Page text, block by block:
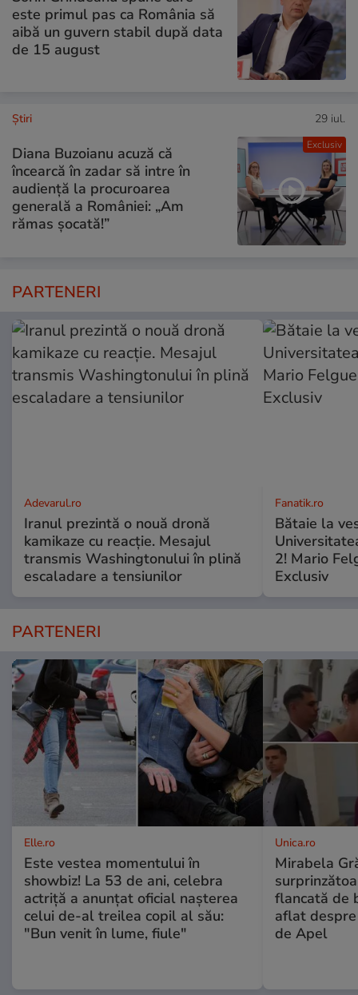
este primul pas ca România să
aibă un guvern stabil după data
de 15 august
Exclusiv
Ştiri 29 iul.
Diana Buzoianu acuză că
încearcă în zadar să intre în
audiență la procuroarea
generală a României: „Am
rămas șocată!”
PARTENERI
Adevarul.ro
Iranul prezintă o nouă dronă
kamikaze cu reacție. Mesajul
transmis Washingtonului în plină
escaladare a tensiunilor
Fanatik.ro
Bătaie la
2! Mario
Exclusiv
PARTENERI
Elle.ro
Este vestea momentului în
showbiz! La 53 de ani, celebra
actriță a anunțat oficial nașterea
celui de-al treilea copil al său:
"Bun venit în lume, fiule"
Unica.ro
Mirabela
flancată de
aflat
de Apel